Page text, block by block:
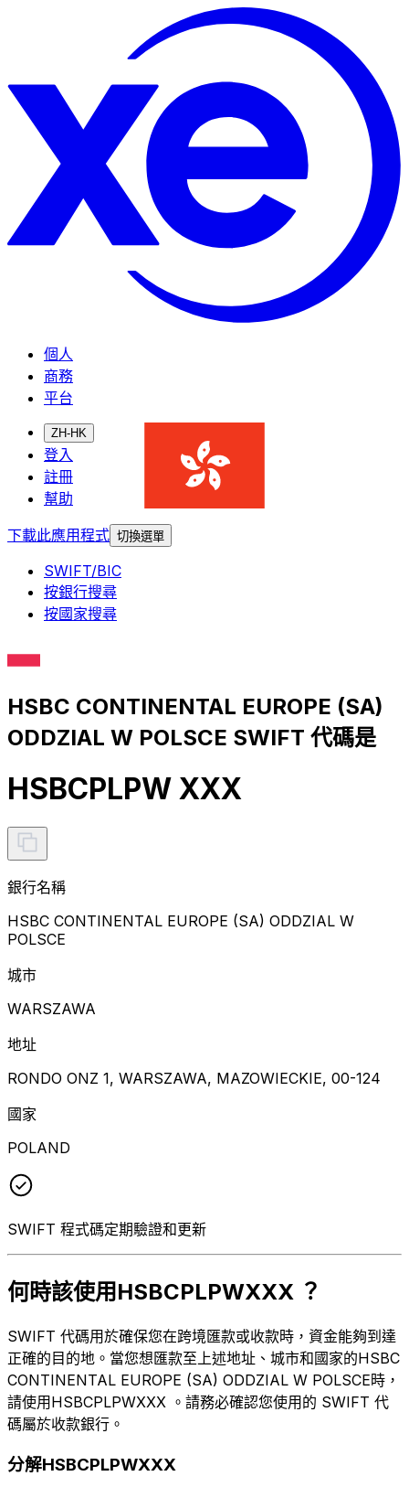
個人
商務
平台
ZH-HK
登入
註冊
幫助
下載此應用程式 切換選單
SWIFT/BIC
按銀行搜尋
按國家搜尋
HSBC CONTINENTAL EUROPE (SA)
ODDZIAL W POLSCE SWIFT 代碼是
HSBCPLPW XXX
銀行名稱
HSBC CONTINENTAL EUROPE (SA) ODDZIAL W
POLSCE
城市
WARSZAWA
地址
RONDO ONZ 1, WARSZAWA, MAZOWIECKIE, 00-124
國家
POLAND
SWIFT 程式碼定期驗證和更新
何時該使用HSBCPLPWXXX ？
SWIFT 代碼用於確保您在跨境匯款或收款時，資金能夠到達
正確的目的地。當您想匯款至上述地址、城市和國家的HSBC
CONTINENTAL EUROPE (SA) ODDZIAL W POLSCE時，
請使用HSBCPLPWXXX 。請務必確認您使用的 SWIFT 代
碼屬於收款銀行。
分解HSBCPLPWXXX